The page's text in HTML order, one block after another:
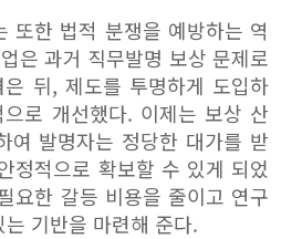
또한 법적 분쟁을 예방하는 역
은 과거 직무발명 보상 문제로
뒤, 제도를 투명하게 도입하
로 개선했다. 이제는 보상 산
여 발명자는 정당한 대가를 받
정적으로 확보할 수 있게 되었
요한 갈등 비용을 줄이고 연구
기반을 마련해 준다.